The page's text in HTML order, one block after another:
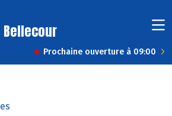
Bellecour
Prochaine ouverture à 09:00